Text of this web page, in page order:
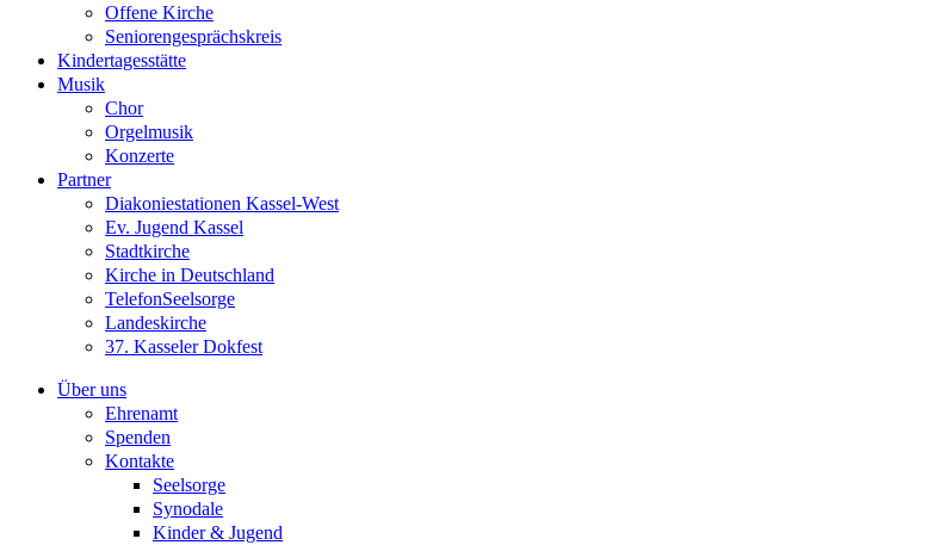
Offene Kirche
Seniorengesprächskreis
Kindertagesstätte
Musik
Chor
Orgelmusik
Konzerte
Partner
Diakoniestationen Kassel-West
Ev. Jugend Kassel
Stadtkirche
Kirche in Deutschland
TelefonSeelsorge
Landeskirche
37. Kasseler Dokfest
Über uns
Ehrenamt
Spenden
Kontakte
Seelsorge
Synodale
Kinder & Jugend